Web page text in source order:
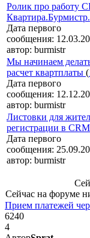
Ролик про работу
Дата первого
сообщения:
автор: burmistr
Мы начинаем
расчет квартплаты (
Дата первого
сообщения:
автор: burmistr
Листовки для
регистрации в CRM
Дата первого
сообщения:
автор: burmistr
Сейчас на форуме
Прием платежей
6240
4